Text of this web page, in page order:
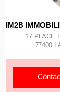
IM2B
17 PLACE
77400